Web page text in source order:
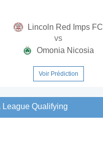
Lincoln Red Imps FC
vs
Omonia Nicosia
Voir Prédiction
League Qualifying